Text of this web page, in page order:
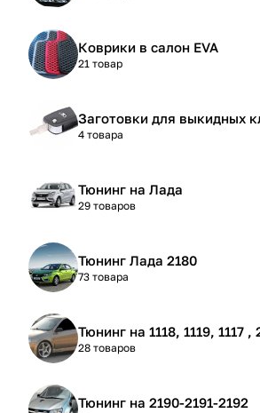
Коврики в салон EVA
21 товар
Заготовки для выкидных
4 товара
Тюнинг на Лада
29 товаров
Тюнинг Лада 2180
73 товара
Тюнинг на 1118, 1119,
28 товаров
Тюнинг на 2190-2191-2192